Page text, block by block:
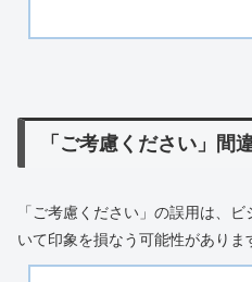
「ご考慮ください」間
「ご考慮ください」の誤用は、
いて印象を損なう可能性がありま